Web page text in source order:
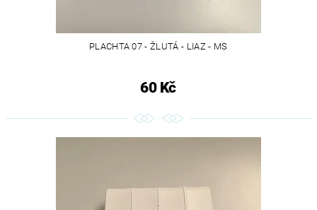
PLACHTA 07 - ŽLUTÁ - LIAZ - MS
60 Kč